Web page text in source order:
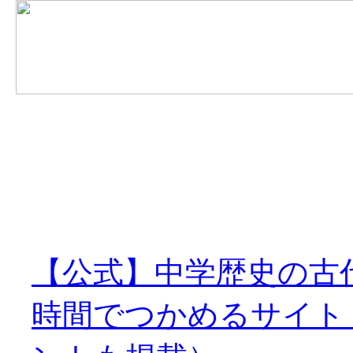
【公式】中学歴史の
時間でつかめるサイ